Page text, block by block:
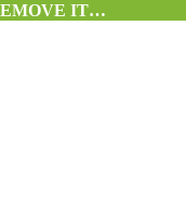
IT…